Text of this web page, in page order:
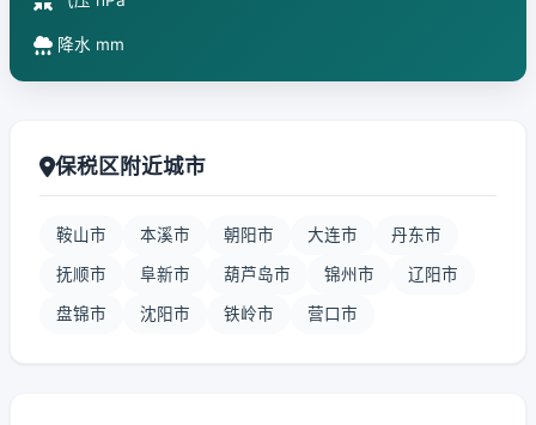
降水 mm
保税区附近城市
鞍山市 本溪市 朝阳市 大连市 丹东市
抚顺市 阜新市 葫芦岛市 锦州市 辽阳市
盘锦市 沈阳市 铁岭市 营口市